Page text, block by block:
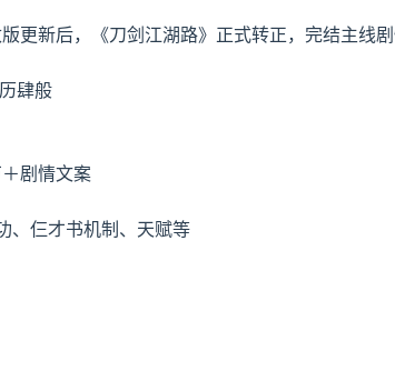
更新后，《刀剑江湖路》正式转正，完结主线
肆般
剧情文案
、仨才书机制、天赋等